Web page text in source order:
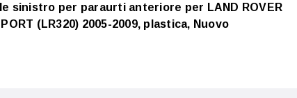
sinistro per paraurti anteriore per LAND ROVER
(LR320) 2005-2009, plastica, Nuovo